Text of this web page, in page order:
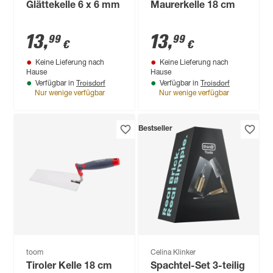
Glättekelle 6 x 6 mm
13,99 €
Keine Lieferung nach
Hause
Verfügbar in Troisdorf
Nur wenige verfügbar
Maurerkelle 18 cm
13,99 €
Keine Lieferung nach
Hause
Verfügbar in Troisdorf
Nur wenige verfügbar
toom
Tiroler Kelle 18 cm
Bestseller
Celina Klinker
Spachtel-Set 3-teilig